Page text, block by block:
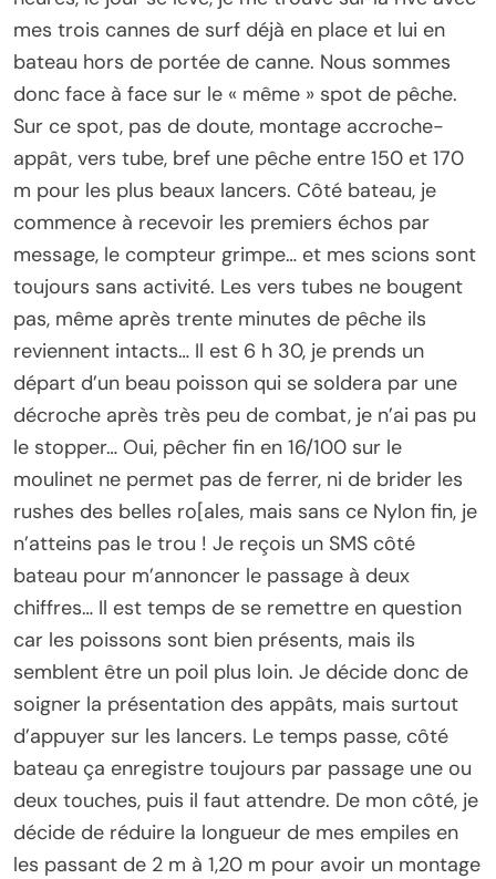
mes trois cannes de surf déjà en place et lui en
bateau hors de portée de canne. Nous sommes
donc face à face sur le « même » spot de pêche.
Sur ce spot, pas de doute, montage accroche-
appât, vers tube, bref une pêche entre 150 et 170
m pour les plus beaux lancers. Côté bateau, je
commence à recevoir les premiers échos par
message, le compteur grimpe… et mes scions sont
toujours sans activité. Les vers tubes ne bougent
pas, même après trente minutes de pêche ils
reviennent intacts… Il est 6 h 30, je prends un
départ d’un beau poisson qui se soldera par une
décroche après très peu de combat, je n’ai pas pu
le stopper… Oui, pêcher fin en 16/100 sur le
moulinet ne permet pas de ferrer, ni de brider les
rushes des belles ro[ales, mais sans ce Nylon fin, je
n’atteins pas le trou ! Je reçois un SMS côté
bateau pour m’annoncer le passage à deux
chiffres… Il est temps de se remettre en question
car les poissons sont bien présents, mais ils
semblent être un poil plus loin. Je décide donc de
soigner la présentation des appâts, mais surtout
d’appuyer sur les lancers. Le temps passe, côté
bateau ça enregistre toujours par passage une ou
deux touches, puis il faut attendre. De mon côté, je
décide de réduire la longueur de mes empiles en
les passant de 2 m à 1,20 m pour avoir un montage